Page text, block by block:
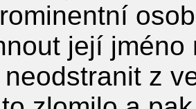
její
z